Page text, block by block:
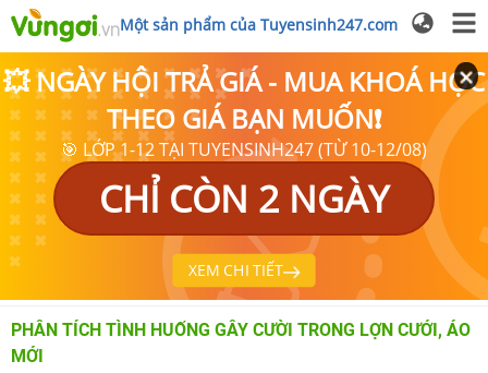
Một sản phẩm của Tuyensinh247.com
💥 NGÀY HỘI TRẢ GIÁ - MUA KHOÁ HỌC
THEO GIÁ BẠN MUỐN❗
🎯 LỚP 1-12 TẠI TUYENSINH247 (TỪ 10-12/08)
CHỈ CÒN 2 NGÀY
XEM CHI TIẾT
PHÂN TÍCH TÌNH HUỐNG GÂY CƯỜI TRONG LỢN CƯỚI, ÁO
MỚI